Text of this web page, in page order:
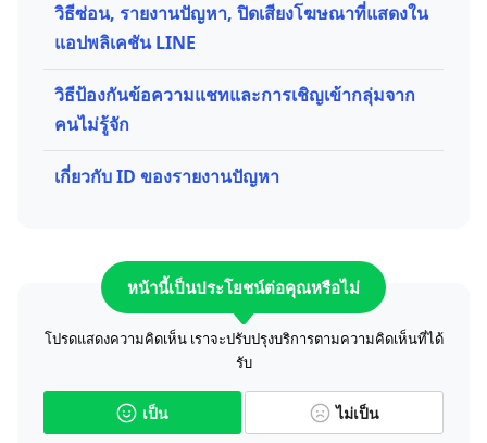
วิธีซ่อน, รายงานปัญหา, ปิดเสียงโฆษณาที่แสดงใน
แอปพลิเคชัน LINE
วิธีป้องกันข้อความแชทและการเชิญเข้ากลุ่มจาก
คนไม่รู้จัก
เกี่ยวกับ ID ของรายงานปัญหา
หน้านี้เป็นประโยชน์ต่อคุณหรือไม่
โปรดแสดงความคิดเห็น เราจะปรับปรุงบริการตามความคิดเห็นที่ได้
รับ
เป็น ไม่เป็น